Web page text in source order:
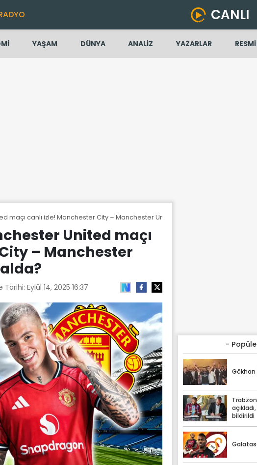
CANLI
YAŞAM DÜNYA ANALİZ YAZARLAR
maçı canlı izle! Manchester City – Manchester United maçı hangi kanalda?
United maçı
– Manchester
Tarihi: Eylül 14, 2025 16:37
-
Gökhan
bildirildi